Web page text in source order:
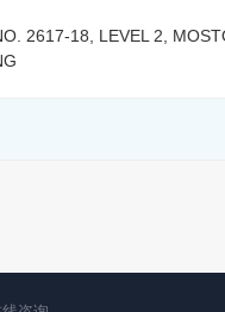
2617-18, LEVEL 2,